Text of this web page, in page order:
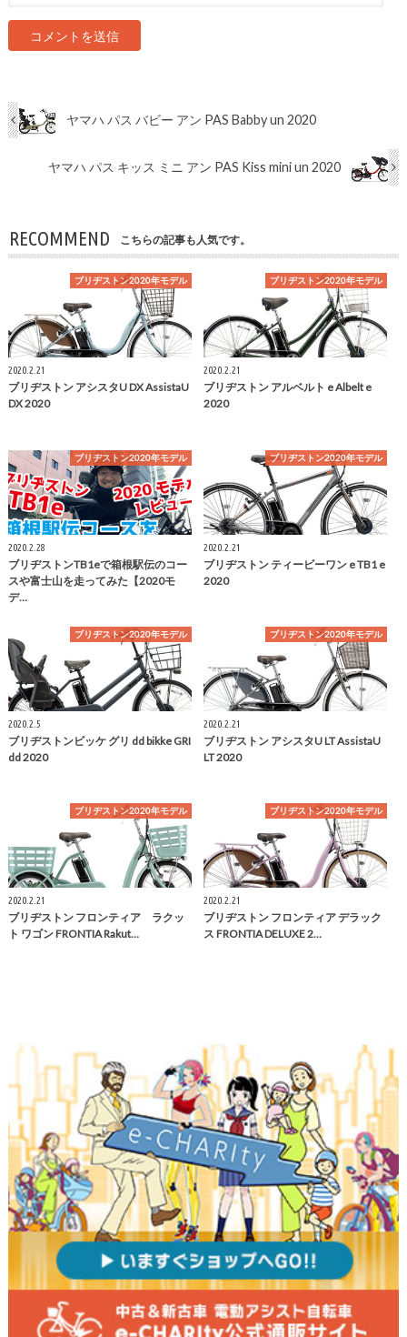
ヤマハ パス バビー アン PAS Babby un 2020
ヤマハ パス キッス ミニ アン PAS Kiss mini un 2020
RECOMMEND こちらの記事も人気です。
ブリヂストン2020年モデル
2020.2.21
ブリヂストン アシスタU DX AssistaU
DX 2020
ブリヂストン2020年モデル
2020.2.21
ブリヂストン アルベルト e Albelt e
2020
ブリヂストン2020年モデル
2020.2.28
ブリヂストンTB1eで箱根駅伝のコー
スや富士山を走ってみた【2020モ
デ…
ブリヂストン2020年モデル
2020.2.21
ブリヂストン ティービーワン e TB1 e
2020
ブリヂストン2020年モデル
2020.2.5
ブリヂストンビッケ グリ dd bikke GRI
dd 2020
ブリヂストン2020年モデル
2020.2.21
ブリヂストン アシスタU LT AssistaU
LT 2020
ブリヂストン2020年モデル
2020.2.21
ブリヂストン フロンティア ラクッ
ト ワゴン FRONTIA Rakut…
ブリヂストン2020年モデル
2020.2.21
ブリヂストン フロンティア デラック
ス FRONTIA DELUXE 2…